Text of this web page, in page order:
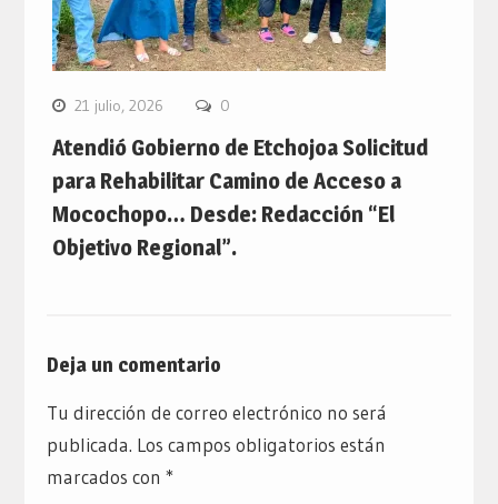
21 julio, 2026 0
Atendió Gobierno de Etchojoa Solicitud
para Rehabilitar Camino de Acceso a
Mocochopo… Desde: Redacción “El
Objetivo Regional”.
Deja un comentario
Tu dirección de correo electrónico no será
publicada. Los campos obligatorios están
marcados con *